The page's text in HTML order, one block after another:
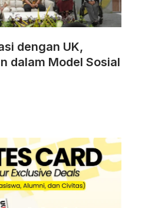
dengan UK,
dalam Model Sosial